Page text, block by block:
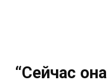
“Сейчас